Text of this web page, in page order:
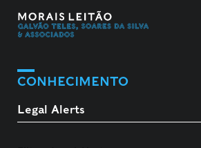
CONHECIMENTO